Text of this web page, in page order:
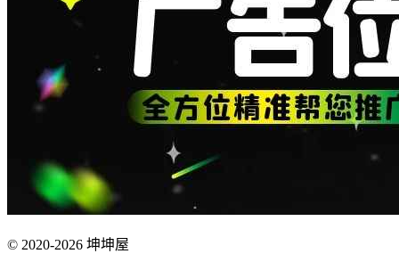
© 2020-2026 坤坤屋